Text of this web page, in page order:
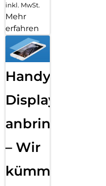
inkl. MwSt.
Mehr
erfahren
Handy
Displayfolie
anbringen
– Wir
kümmern